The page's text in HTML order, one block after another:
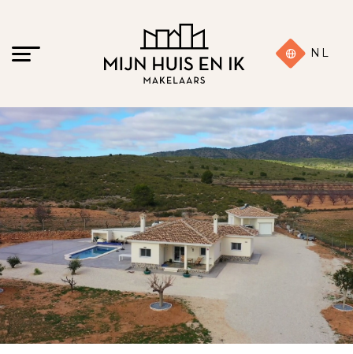
NL
22 foto's